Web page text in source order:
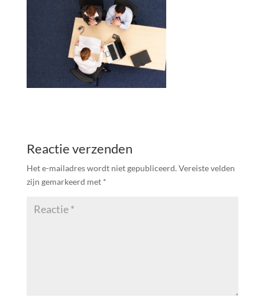
Reactie verzenden
Het e-mailadres wordt niet gepubliceerd. Vereiste velden
zijn gemarkeerd met *